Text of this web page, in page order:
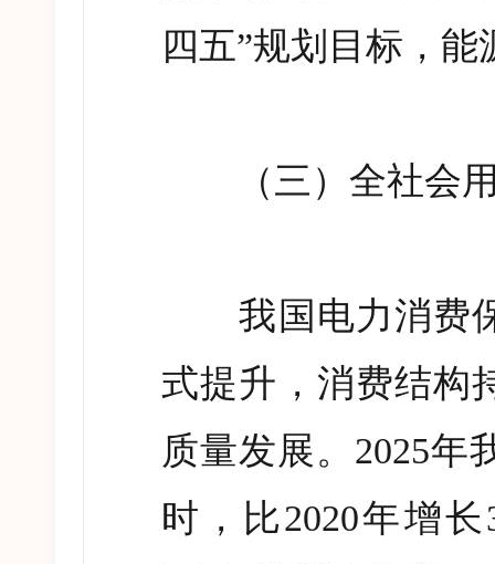
四五”规划目标，能
（三）全社会用
我国电力消费保
式提升，消费结构
质量发展。 2025年
时，比2020年增长